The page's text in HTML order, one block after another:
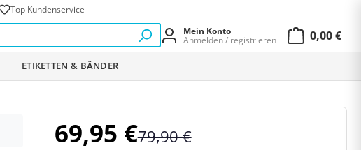
Top Kundenservice
Mein Konto
Anmelden / registrieren
0,00 €
ETIKETTEN & BÄNDER
69,95 €79,90 €